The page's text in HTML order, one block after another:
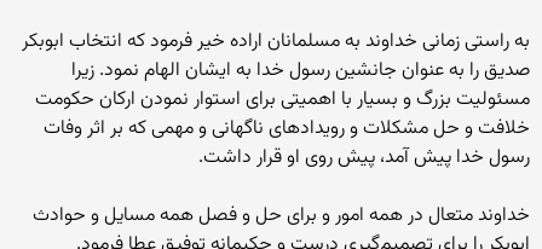
به راستی زمانی خداوند به مسلمانان اراده خیر فرمود که انتخاب ابوبکر
صدیق را به عنوان جانشین رسول خدا به ایشان الهام نمود. زیرا
مسئولیت بزرگ و بسیار با اهمیتی برای استوار نمودن ارکان حکومت
خلافت و حل مشکلات و رویدادهای ناگهانی و مهمی که بر اثر وفات
رسول خدا پیش آمد، پیش روی او قرار داشت.
خداوند متعال در همه امور و برای حل و فصل همه مسایل و حوادث